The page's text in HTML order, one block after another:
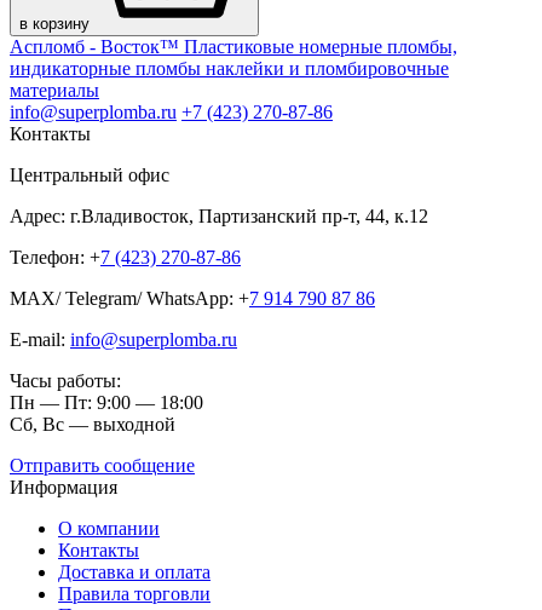
в корзину
Аспломб - Восток™ Пластиковые номерные пломбы,
индикаторные пломбы наклейки и пломбировочные
материалы
info@superplomba.ru +7 (423) 270-87-86
Контакты
Центральный офис
Адрес: г.Владивосток, Партизанский пр-т, 44, к.12
Телефон: +7 (423) 270-87-86
MAX/ Telegram/ WhatsApp: +7 914 790 87 86
E-mail: info@superplomba.ru
Часы работы:
Пн — Пт: 9:00 — 18:00
Сб, Вc — выходной
Отправить сообщение
Информация
О компании
Контакты
Доставка и оплата
Правила торговли